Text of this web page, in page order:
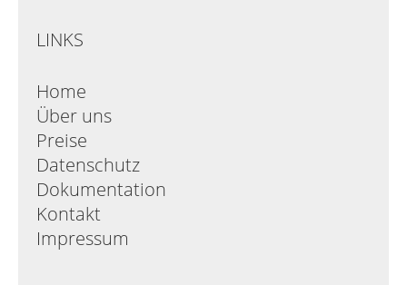
LINKS
Home
Über uns
Preise
Datenschutz
Dokumentation
Kontakt
Impressum